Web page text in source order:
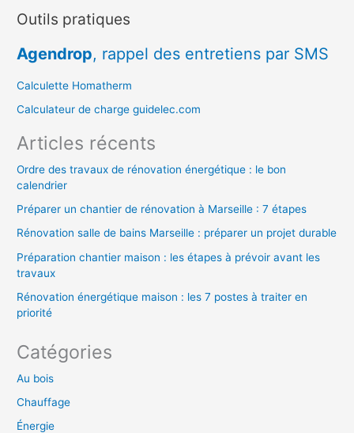
h
r
c
h
r
:
Outils pratiques
Agendrop, rappel des entretiens par SMS
Calculette Homatherm
Calculateur de charge guidelec.com
Articles récents
Ordre des travaux de rénovation énergétique : le bon
calendrier
Préparer un chantier de rénovation à Marseille : 7 étapes
Rénovation salle de bains Marseille : préparer un projet durable
Préparation chantier maison : les étapes à prévoir avant les
travaux
Rénovation énergétique maison : les 7 postes à traiter en
priorité
Catégories
Au bois
Chauffage
Énergie